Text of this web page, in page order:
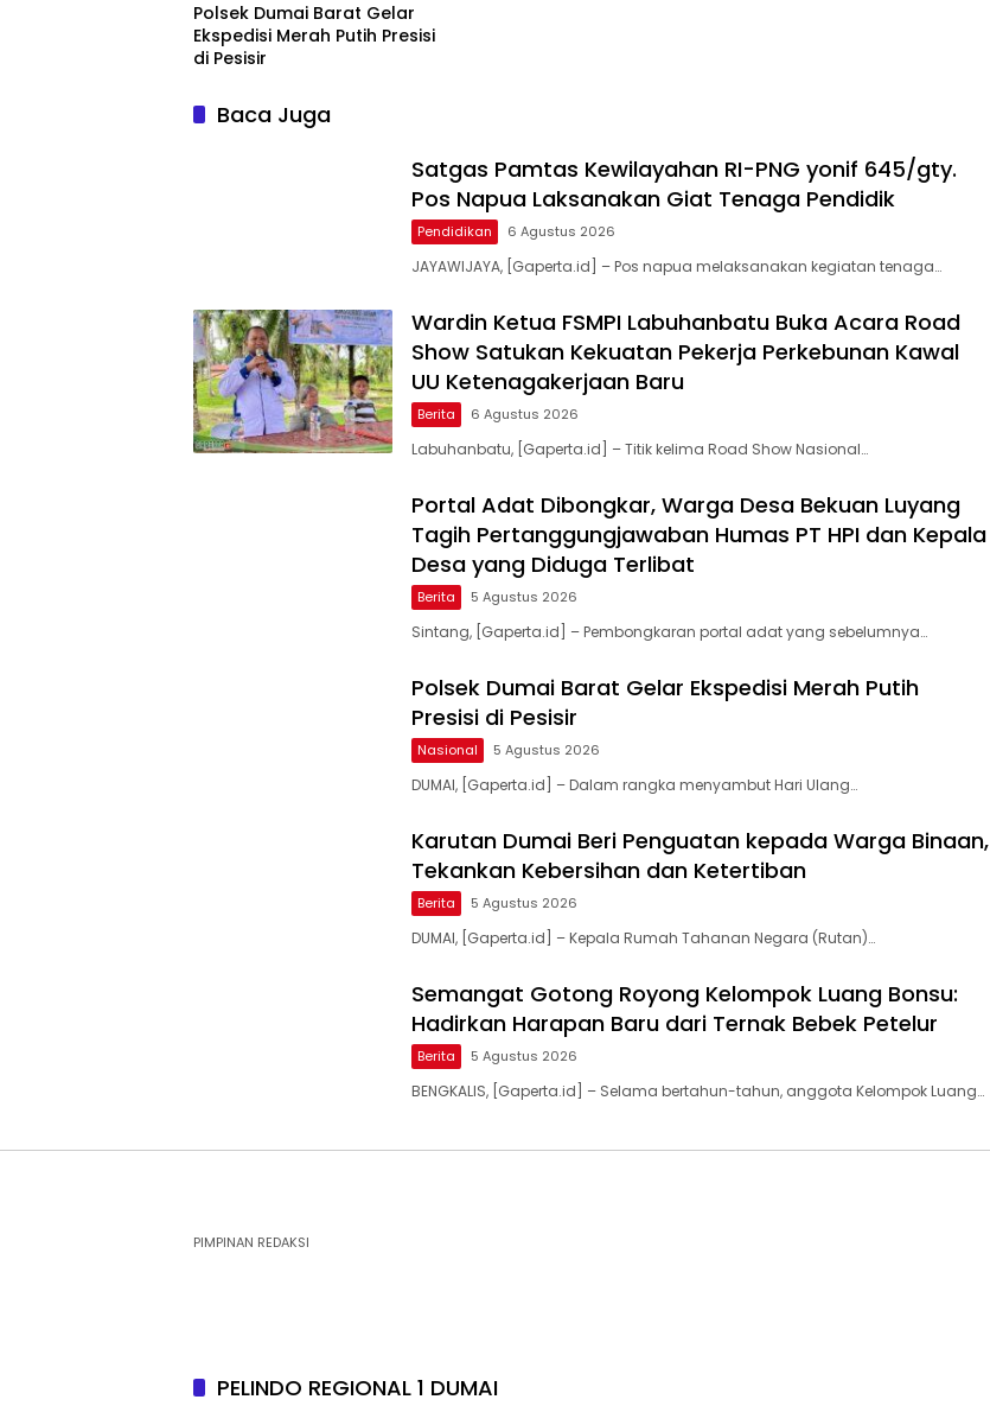
Polsek Dumai Barat Gelar
Ekspedisi Merah Putih Presisi
di Pesisir
Baca Juga
Satgas Pamtas Kewilayahan RI-PNG yonif 645/gty.
Pos Napua Laksanakan Giat Tenaga Pendidik
Pendidikan 6 Agustus 2026
JAYAWIJAYA, [Gaperta.id] – Pos napua melaksanakan kegiatan tenaga…
Wardin Ketua FSMPI Labuhanbatu Buka Acara Road
Show Satukan Kekuatan Pekerja Perkebunan Kawal
UU Ketenagakerjaan Baru
Berita 6 Agustus 2026
Labuhanbatu, [Gaperta.id] – Titik kelima Road Show Nasional…
Portal Adat Dibongkar, Warga Desa Bekuan Luyang
Tagih Pertanggungjawaban Humas PT HPI dan Kepala
Desa yang Diduga Terlibat
Berita 5 Agustus 2026
Sintang, [Gaperta.id] – Pembongkaran portal adat yang sebelumnya…
Polsek Dumai Barat Gelar Ekspedisi Merah Putih
Presisi di Pesisir
Nasional 5 Agustus 2026
DUMAI, [Gaperta.id] – Dalam rangka menyambut Hari Ulang…
Karutan Dumai Beri Penguatan kepada Warga Binaan,
Tekankan Kebersihan dan Ketertiban
Berita 5 Agustus 2026
DUMAI, [Gaperta.id] – Kepala Rumah Tahanan Negara (Rutan)…
Semangat Gotong Royong Kelompok Luang Bonsu:
Hadirkan Harapan Baru dari Ternak Bebek Petelur
Berita 5 Agustus 2026
BENGKALIS, [Gaperta.id] – Selama bertahun-tahun, anggota Kelompok Luang…
PIMPINAN REDAKSI
PELINDO REGIONAL 1 DUMAI